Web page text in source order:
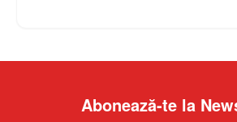
Abonează-te la